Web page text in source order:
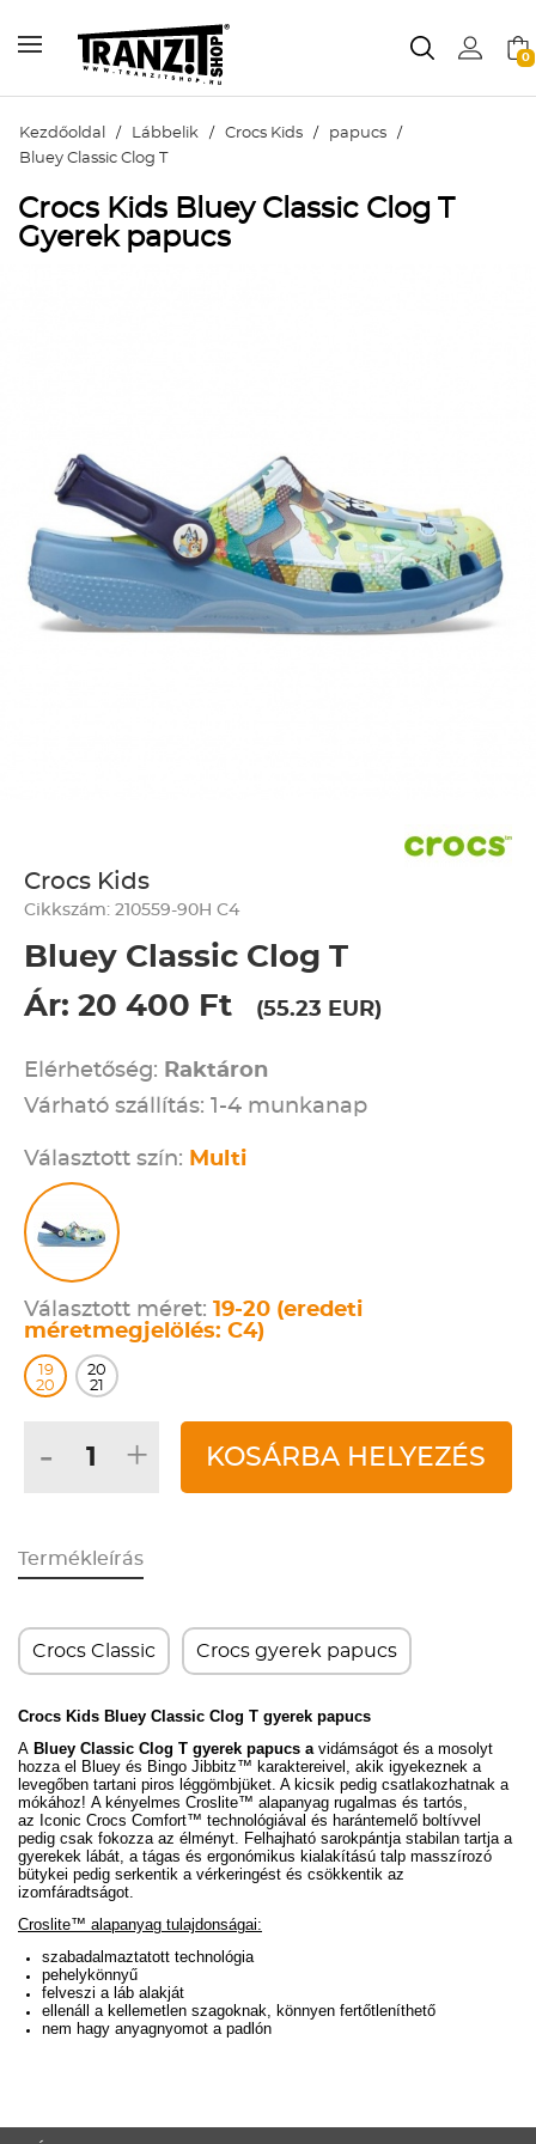
0
Kezdőoldal / Lábbelik / Crocs Kids / papucs /
Bluey Classic Clog T
Crocs Kids Bluey Classic Clog T
Gyerek papucs
Crocs Kids
Cikkszám: 210559-90H C4
Bluey Classic Clog T
Ár: 20 400 Ft
(55.23 EUR)
Elérhetőség: Raktáron
Várható szállítás: 1-4 munkanap
Választott szín: Multi
Választott méret: 19-20 (eredeti
méretmegjelölés: C4)
19
20
20
21
- + KOSÁRBA HELYEZÉS
Termékleírás
Crocs Classic Crocs gyerek papucs
Crocs Kids Bluey Classic Clog T gyerek papucs
A Bluey Classic Clog T gyerek papucs a vidámságot és a mosolyt
hozza el Bluey és Bingo Jibbitz™ karaktereivel, akik igyekeznek a
levegőben tartani piros léggömbjüket. A kicsik pedig csatlakozhatnak a
mókához! A kényelmes Croslite™ alapanyag rugalmas és tartós,
az Iconic Crocs Comfort™ technológiával és harántemelő boltívvel
pedig csak fokozza az élményt. Felhajható sarokpántja stabilan tartja a
gyerekek lábát, a tágas és ergonómikus kialakítású talp masszírozó
bütykei pedig serkentik a vérkeringést és csökkentik az
izomfáradtságot.
Croslite™ alapanyag tulajdonságai:
szabadalmaztatott technológia
pehelykönnyű
felveszi a láb alakját
ellenáll a kellemetlen szagoknak, könnyen fertőtleníthető
nem hagy anyagnyomot a padlón